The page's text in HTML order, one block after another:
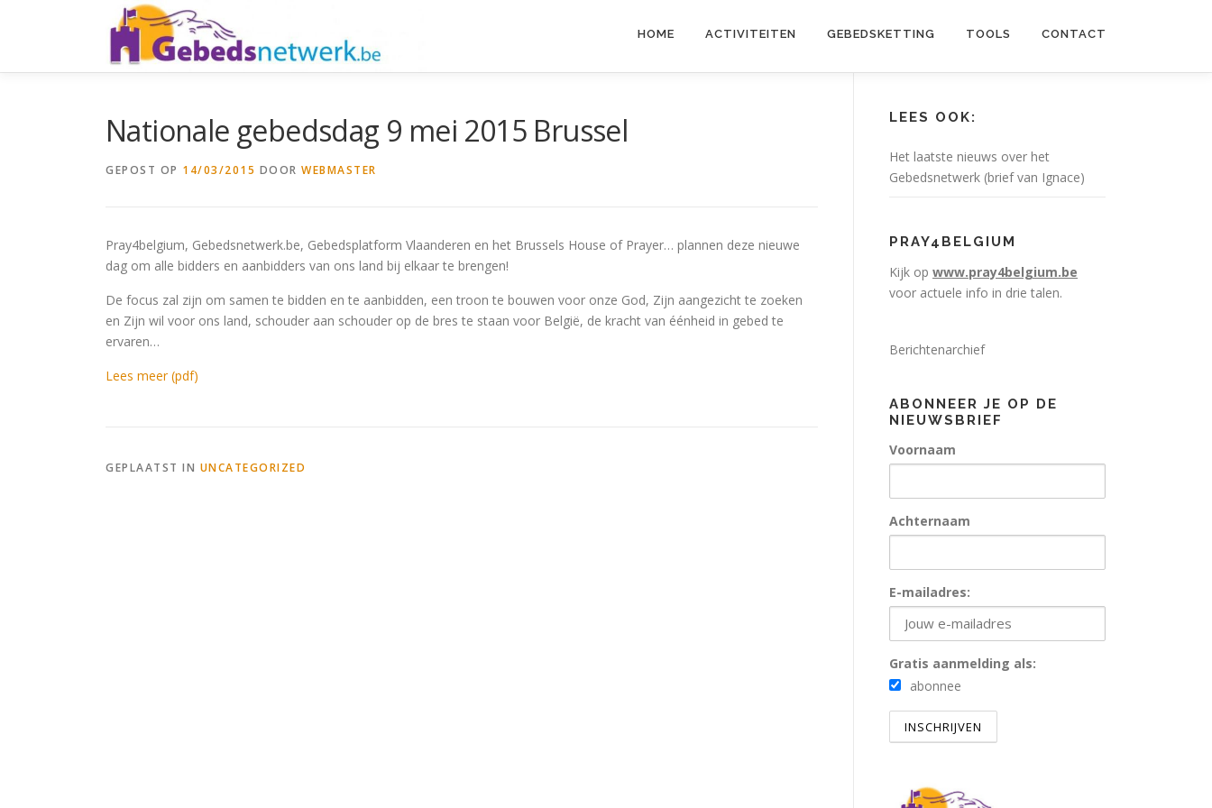
inhoud
HOME ACTIVITEITEN GEBEDSKETTING TOOLS CONTACT
Nationale gebedsdag 9 mei 2015 Brussel
GEPOST OP 14/03/2015 DOOR WEBMASTER
Pray4belgium, Gebedsnetwerk.be, Gebedsplatform Vlaanderen en het Brussels House of Prayer… plannen deze nieuwe
dag om alle bidders en aanbidders van ons land bij elkaar te brengen!
De focus zal zijn om samen te bidden en te aanbidden, een troon te bouwen voor onze God, Zijn aangezicht te zoeken
en Zijn wil voor ons land, schouder aan schouder op de bres te staan voor België, de kracht van éénheid in gebed te
ervaren…
Lees meer (pdf)
GEPLAATST IN UNCATEGORIZED
LEES OOK:
Het laatste nieuws over het
Gebedsnetwerk (brief van Ignace)
PRAY4BELGIUM
Kijk op www.pray4belgium.be
voor actuele info in drie talen.
Berichtenarchief
ABONNEER JE OP DE
NIEUWSBRIEF
Voornaam
Achternaam
E-mailadres:
Gratis aanmelding als:
abonnee